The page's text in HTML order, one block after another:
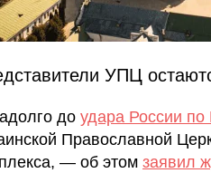
УПЦ
до удара России
Православной
— об этом заявил